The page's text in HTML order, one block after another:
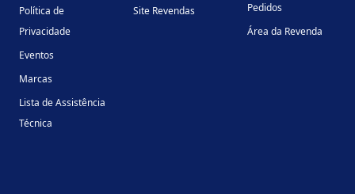
Política de
Privacidade
Eventos
Marcas
Lista de Assistência
Técnica
Site Revendas
Pedidos
Área da Revenda